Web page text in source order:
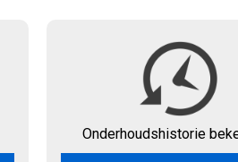
Onderhoudshistorie